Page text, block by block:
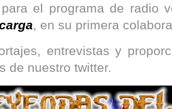
el programa de radio
, en su primera
entrevistas y
de nuestro twitter.